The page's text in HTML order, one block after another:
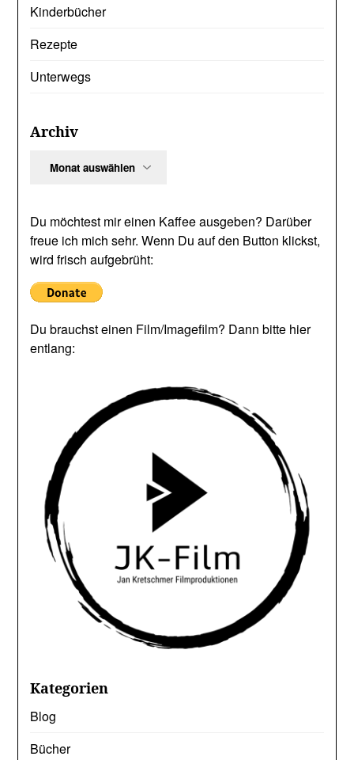
Kinderbücher
Rezepte
Unterwegs
Archiv
Du möchtest mir einen Kaffee ausgeben? Darüber
freue ich mich sehr. Wenn Du auf den Button klickst,
wird frisch aufgebrüht:
Du brauchst einen Film/Imagefilm? Dann bitte hier
entlang:
Kategorien
Blog
Bücher